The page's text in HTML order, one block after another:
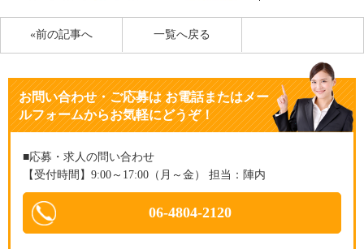
«前の記事へ 一覧へ戻る
お問い合わせ・ご応募はお電話またはメー
ルフォームからお気軽にどうぞ！
■応募・求人の問い合わせ
【受付時間】9:00～17:00（月～金） 担当：陣内
06-4804-2120